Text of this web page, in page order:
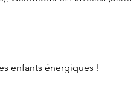
enfants énergiques !